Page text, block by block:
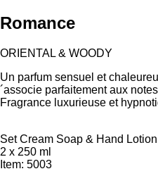
Romance
ORIENTAL & WOODY
Un parfum sensuel et
´associe parfaitement aux
Fragrance luxurieuse et
Set Cream Soap & Hand Lotion
2 x 250 ml
Item: 5003